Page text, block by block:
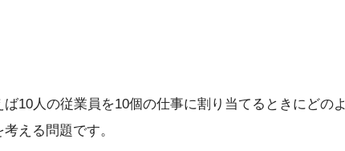
10人の従業員を10個の仕事に割り当てるときにどのよ
える問題です。